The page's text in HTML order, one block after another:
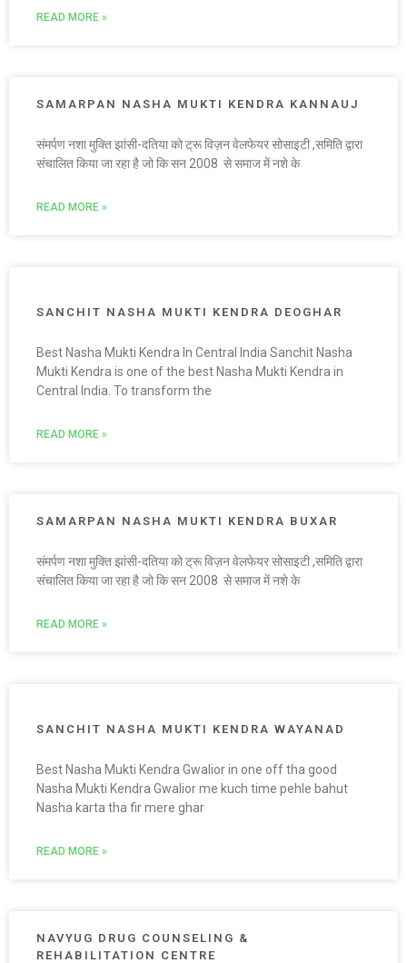
READ MORE »
SAMARPAN NASHA MUKTI KENDRA KANNAUJ
संमर्पण नशा मुक्ति झांसी-दतिया को ट्रू विज़न वेलफेयर सोसाइटी ,समिति द्वारा
संचालित किया जा रहा है जो कि सन 2008 से समाज में नशे के
READ MORE »
SANCHIT NASHA MUKTI KENDRA DEOGHAR
Best Nasha Mukti Kendra In Central India Sanchit Nasha
Mukti Kendra is one of the best Nasha Mukti Kendra in
Central India. To transform the
READ MORE »
SAMARPAN NASHA MUKTI KENDRA BUXAR
संमर्पण नशा मुक्ति झांसी-दतिया को ट्रू विज़न वेलफेयर सोसाइटी ,समिति द्वारा
संचालित किया जा रहा है जो कि सन 2008 से समाज में नशे के
READ MORE »
SANCHIT NASHA MUKTI KENDRA WAYANAD
Best Nasha Mukti Kendra Gwalior in one off tha good
Nasha Mukti Kendra Gwalior me kuch time pehle bahut
Nasha karta tha fir mere ghar
READ MORE »
NAVYUG DRUG COUNSELING &
REHABILITATION CENTRE